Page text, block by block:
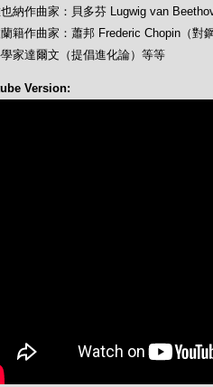
納作曲家：貝多芬 Lugwig van
籍作曲家：蕭邦 Frederic Chopin（對
家達爾文（提倡進化論）等等
Version: